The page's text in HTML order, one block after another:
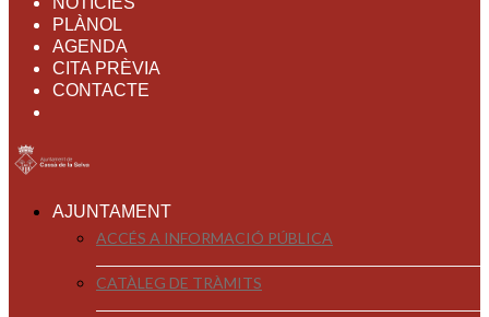
PLÀNOL
AGENDA
CITA PRÈVIA
CONTACTE
AJUNTAMENT
ACCÉS A INFORMACIÓ PÚBLICA
CATÀLEG DE TRÀMITS